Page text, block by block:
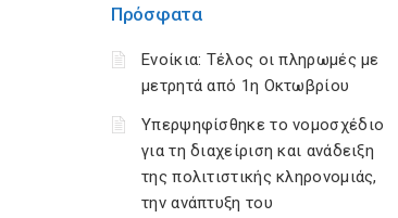
Πρόσφατα
Ενοίκια: Τέλος οι πληρωμές με
μετρητά από 1η Οκτωβρίου
Υπερψηφίσθηκε το νομοσχέδιο
για τη διαχείριση και ανάδειξη
της πολιτιστικής κληρονομιάς,
την ανάπτυξη του